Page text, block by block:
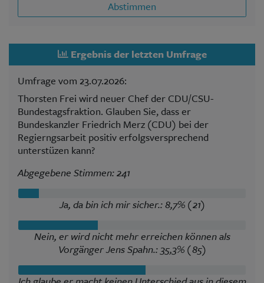
Abstimmen
Ergebnis der letzten Umfrage
Umfrage vom 23.07.2026:
Thorsten Frei wird neuer Chef der CDU/CSU-
Bundestagsfraktion. Glauben Sie, dass er
Bundeskanzler Friedrich Merz (CDU) bei der
Regierngsarbeit positiv erfolgsversprechend
unterstüzen kann?
Abgegebene Stimmen: 241
Ja, da bin ich mir sicher.: 8,7% (21)
Nein, er wird nicht mehr erreichen können als
Vorgänger Jens Spahn.: 35,3% (85)